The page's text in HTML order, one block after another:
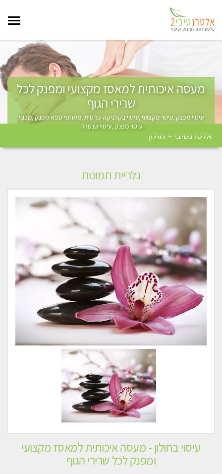
מעסה איכותית למאסז מקצועי ומפנק לכל
שרירי הגוף
עיסוי מפנק ,עיסוי מקצועי ,עיסוי בקלניקה פרטית ,מתחמי ספא מפנק ,מכוני
עיסוי מפנק ,עיסוי טנטרה
אלטרנטיבי > חולון
עיסוי בחולון - מעסה איכותית למאסז מקצועי
ומפנק לכל שרירי הגוף
גלריית תמונות